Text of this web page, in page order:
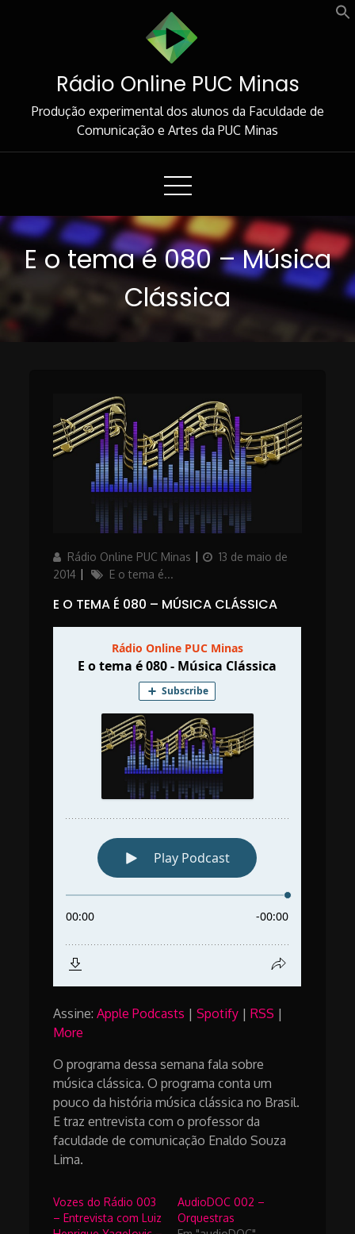
Rádio Online PUC Minas
Produção experimental dos alunos da Faculdade de
Comunicação e Artes da PUC Minas
E o tema é 080 – Música
Clássica
AuthorRádio Online PUC Minas
Posted
13 de maio de
2014
Categories
E o tema é...
E O TEMA É 080 – MÚSICA CLÁSSICA
Assine:Apple Podcasts |Spotify |RSS |
More
O programa dessa semana fala sobre
música clássica. O programa conta um
pouco da história música clássica no Brasil.
E traz entrevista com o professor da
faculdade de comunicação Enaldo Souza
Lima.
Vozes do Rádio 003
– Entrevista com Luiz
AudioDOC 002 –
Orquestras